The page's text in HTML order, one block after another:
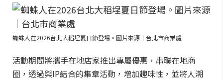
蜘蛛人在2026台北大稻埕夏日節登場。圖片來源｜台北市商業處
活動期間將攜手在地店家推出專屬優惠，串聯在地商
圈，透過與IP結合的集章活動，增加趣味性，並將人潮